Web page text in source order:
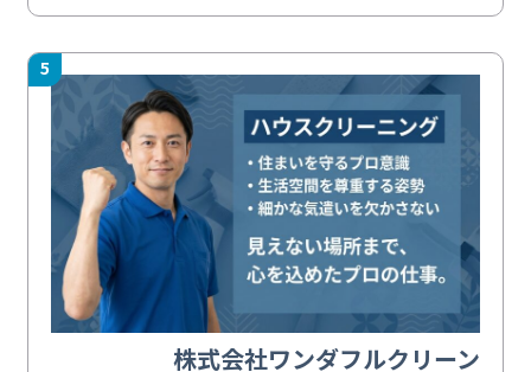
5
株式会社ワンダフルクリーン